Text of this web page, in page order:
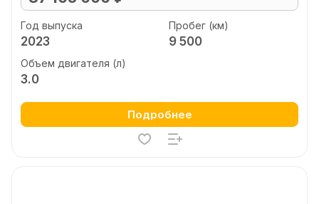
Год выпуска
2023
Пробег (км)
9 500
Объем двигателя (л)
3.0
Подробнее